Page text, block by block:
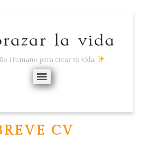
Humano para crear tu vida.
CV